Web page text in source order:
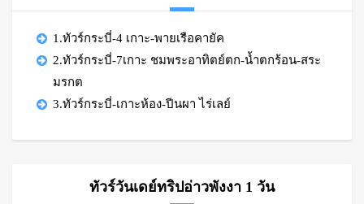
1.ทัวร์กระบี่-4 เกาะ-พายเรือคายัค
2.ทัวร์กระบี่-7เกาะ ชมพระอาทิตย์ตก-น้ำตกร้อน-สระ
มรกต
3.ทัวร์กระบี่-เกาะห้อง-ปีนผา ไร่เลย์
ทัวร์วันเดย์ทริปอ่าวพังงา 1 วัน